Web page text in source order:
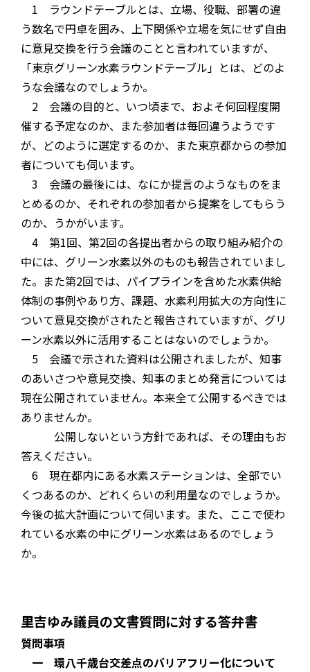
1 ラウンドテーブルとは、立場、役職、部署の違
う数名で円卓を囲み、上下関係や立場を気にせず自由
に意見交換を行う会議のことと言われていますが、
「東京グリーン水素ラウンドテーブル」とは、どのよ
うな会議なのでしょうか。
2 会議の目的と、いつ頃まで、およそ何回程度開
催する予定なのか、また参加者は毎回違うようです
が、どのように選定するのか、また東京都からの参加
者についても伺います。
3 会議の最後には、なにか提言のようなものをま
とめるのか、それぞれの参加者から提案をしてもらう
のか、うかがいます。
4 第1回、第2回の各提出者からの取り組み紹介の
中には、グリーン水素以外のものも報告されていまし
た。また第2回では、パイプラインを含めた水素供給
体制の事例やあり方、課題、水素利用拡大の方向性に
ついて意見交換がされたと報告されていますが、グリ
ーン水素以外に活用することはないのでしょうか。
5 会議で示された資料は公開されましたが、知事
のあいさつや意見交換、知事のまとめ発言については
現在公開されていません。本来全て公開するべきでは
ありませんか。
公開しないという方針であれば、その理由もお
答えください。
6 現在都内にある水素ステーションは、全部でい
くつあるのか、どれくらいの利用量なのでしょうか。
今後の拡大計画について伺います。また、ここで使わ
れている水素の中にグリーン水素はあるのでしょう
か。
里吉ゆみ議員の文書質問に対する答弁書
質問事項
一 環八千歳台交差点のバリアフリー化について